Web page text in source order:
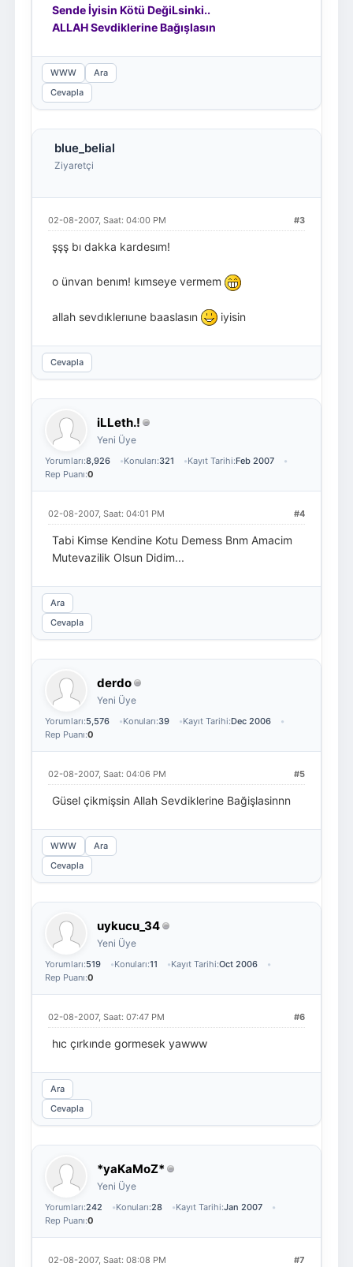
Sende İyisin Kötü DeğiLsinki..
ALLAH Sevdiklerine Bağışlasın
WWW
Ara
Cevapla
blue_belial
Ziyaretçi
#3
02-08-2007, Saat: 04:00 PM
şşş bı dakka kardesım!
o ünvan benım! kımseye vermem
allah sevdıklerıune baaslasın iyisin
Cevapla
iLLeth.!
Yeni Üye
Yorumları:8,926 Konuları:321 Kayıt Tarihi:Feb 2007
Rep Puanı:0
#4
02-08-2007, Saat: 04:01 PM
Tabi Kimse Kendine Kotu Demess Bnm Amacim
Mutevazilik Olsun Didim...
Ara
Cevapla
derdo
Yeni Üye
Yorumları:5,576 Konuları:39 Kayıt Tarihi:Dec 2006
Rep Puanı:0
#5
02-08-2007, Saat: 04:06 PM
Güsel çikmişsin Allah Sevdiklerine Bağişlasinnn
WWW
Ara
Cevapla
uykucu_34
Yeni Üye
Yorumları:519 Konuları:11 Kayıt Tarihi:Oct 2006
Rep Puanı:0
#6
02-08-2007, Saat: 07:47 PM
hıc çırkınde gormesek yawww
Ara
Cevapla
*yaKaMoZ*
Yeni Üye
Yorumları:242 Konuları:28 Kayıt Tarihi:Jan 2007
Rep Puanı:0
#7
02-08-2007, Saat: 08:08 PM